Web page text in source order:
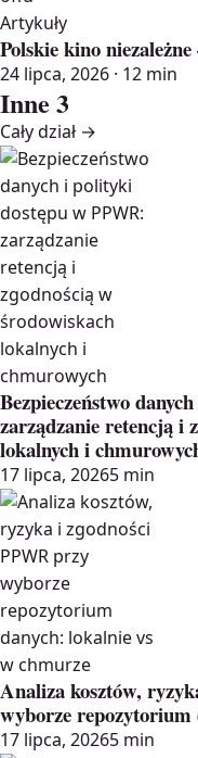
Artykuły
Polskie kino
24 lipca, 2026 · 12 min
Inne 3
Cały dział →
Bezpieczeństwo
zarządzanie retencją i
lokalnych i
17 lipca, 20265 min
Analiza kosztów,
wyborze
17 lipca, 20265 min